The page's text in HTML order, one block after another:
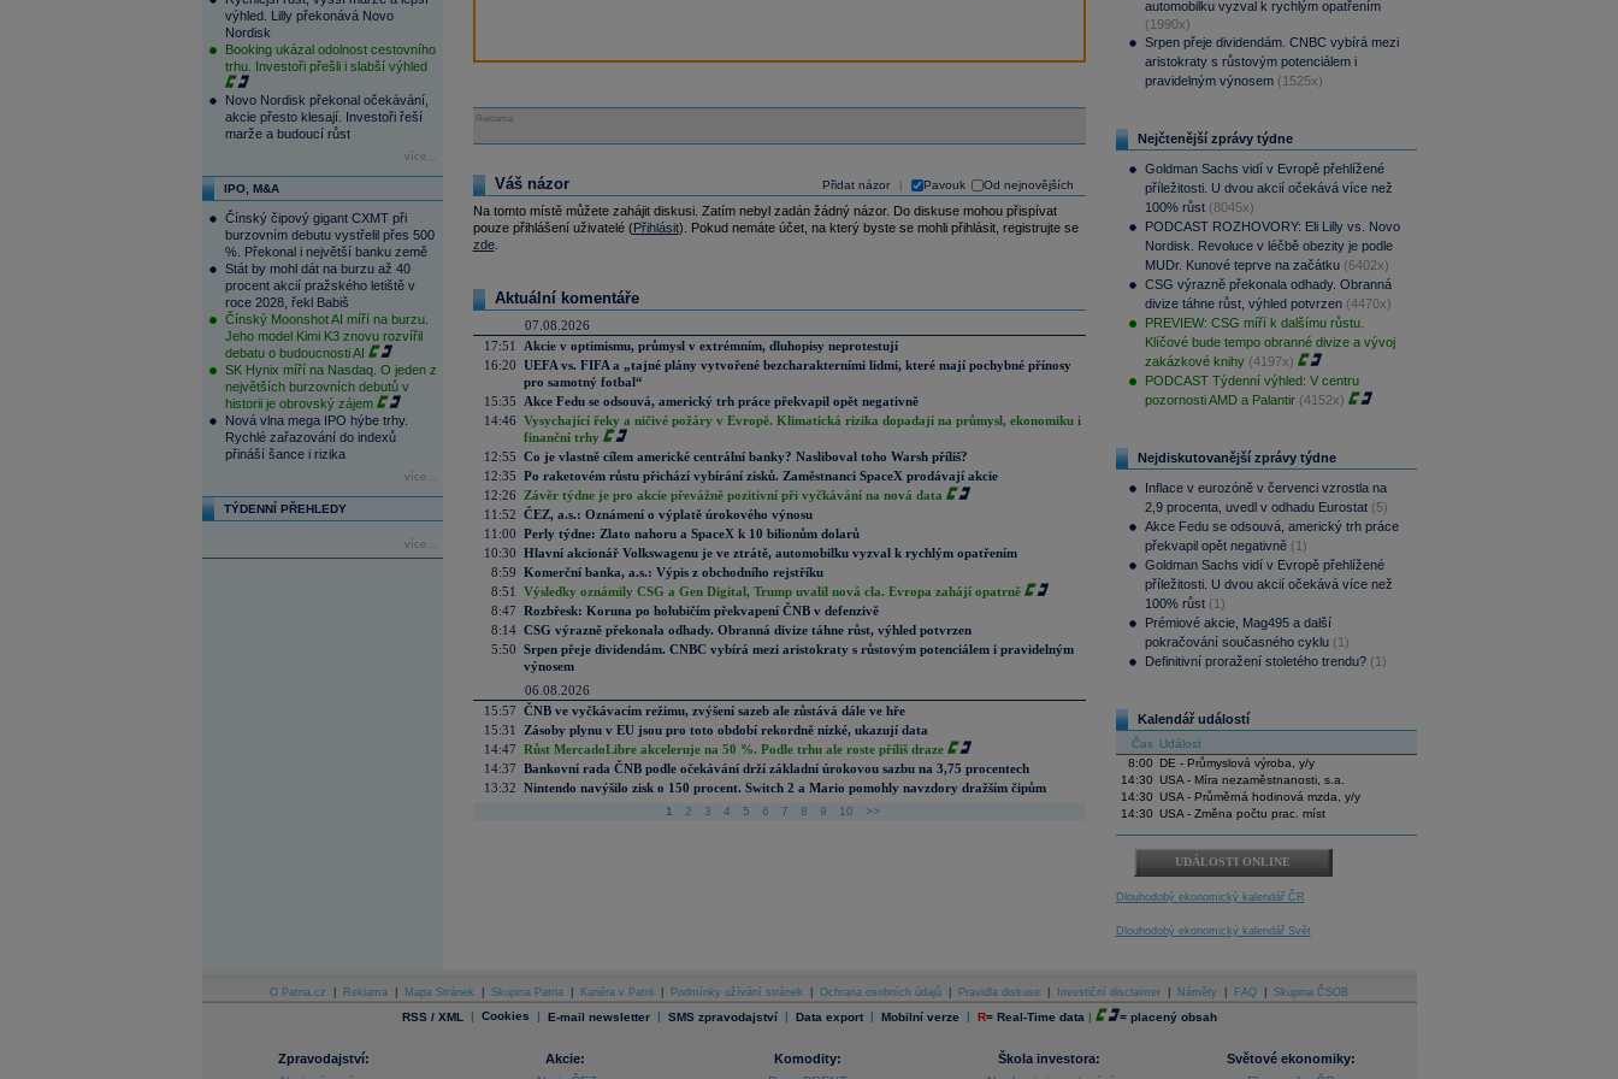
výhled. Lilly překonává Novo
Nordisk
Booking ukázal odolnost cestovního
trhu. Investoři přešli i slabší výhled
Novo Nordisk překonal očekávání,
akcie přesto klesají. Investoři řeší
marže a budoucí růst
více...
IPO, M&A
Čínský čipový gigant CXMT při
burzovním debutu vystřelil přes 500
%. Překonal i největší banku země
Stát by mohl dát na burzu až 40
procent akcií pražského letiště v
roce 2028, řekl Babiš
Čínský Moonshot AI míří na burzu.
Jeho model Kimi K3 znovu rozvířil
debatu o budoucnosti AI
SK Hynix míří na Nasdaq. O jeden z
největších burzovních debutů v
historii je obrovský zájem
Nová vlna mega IPO hýbe trhy.
Rychlé zařazování do indexů
přináší šance i rizika
více...
TÝDENNÍ PŘEHLEDY
více...
Reklama
Přidat názor Pavouk Od nejnovějších
Váš názor
Na tomto místě můžete zahájit diskusi. Zatím nebyl zadán žádný názor. Do diskuse mohou přispívat
pouze přihlášení uživatelé (Přihlásit). Pokud nemáte účet, na který byste se mohli přihlásit, registrujte se
zde.
Aktuální komentáře
07.08.2026
17:51
Akcie v optimismu, průmysl v extrémním, dluhopisy neprotestují
16:20 UEFA vs. FIFA a „tajné plány vytvořené bezcharakterními lidmi, které mají pochybné přínosy
pro samotný fotbal“
15:35
Akce Fedu se odsouvá, americký trh práce překvapil opět negativně
14:46 Vysychající řeky a ničivé požáry v Evropě. Klimatická rizika dopadají na průmysl, ekonomiku i
finanční trhy
12:55 Co je vlastně cílem americké centrální banky? Nasliboval toho Warsh příliš?
12:35 Po raketovém růstu přichází vybírání zisků. Zaměstnanci SpaceX prodávají akcie
12:26
Závěr týdne je pro akcie převážně pozitivní při vyčkávání na nová data
11:52 ČEZ, a.s.: Oznámení o výplatě úrokového výnosu
11:00 Perly týdne: Zlato nahoru a SpaceX k 10 bilionům dolarů
10:30 Hlavní akcionář Volkswagenu je ve ztrátě, automobilku vyzval k rychlým opatřením
8:59 Komerční banka, a.s.: Výpis z obchodního rejstříku
8:51
Výsledky oznámily CSG a Gen Digital, Trump uvalil nová cla. Evropa zahájí opatrně
8:47 Rozbřesk: Koruna po holubičím překvapení ČNB v defenzivě
8:14 CSG výrazně překonala odhady. Obranná divize táhne růst, výhled potvrzen
5:50 Srpen přeje dividendám. CNBC vybírá mezi aristokraty s růstovým potenciálem i pravidelným
výnosem
06.08.2026
15:57 ČNB ve vyčkávacím režimu, zvýšení sazeb ale zůstává dále ve hře
15:31
Zásoby plynu v EU jsou pro toto období rekordně nízké, ukazují data
14:47 Růst MercadoLibre akceleruje na 50 %. Podle trhu ale roste příliš draze
14:37 Bankovní rada ČNB podle očekávání drží základní úrokovou sazbu na 3,75 procentech
13:32 Nintendo navýšilo zisk o 150 procent. Switch 2 a Mario pomohly navzdory dražším čipům
1 2 3 4 5 6 7 8 9 10 >>
automobilku vyzval k rychlým opatřením
(1990x)
Srpen přeje dividendám. CNBC vybírá mezi
aristokraty s růstovým potenciálem i
pravidelným výnosem (1525x)
Nejčtenější zprávy týdne
Goldman Sachs vidí v Evropě přehlížené
příležitosti. U dvou akcií očekává více než
100% růst (8045x)
PODCAST ROZHOVORY: Eli Lilly vs. Novo
Nordisk. Revoluce v léčbě obezity je podle
MUDr. Kunové teprve na začátku (6402x)
CSG výrazně překonala odhady. Obranná
divize táhne růst, výhled potvrzen (4470x)
PREVIEW: CSG míří k dalšímu růstu.
Klíčové bude tempo obranné divize a vývoj
zakázkové knihy (4197x)
PODCAST Týdenní výhled: V centru
pozornosti AMD a Palantir (4152x)
Nejdiskutovanější zprávy týdne
Inflace v eurozóně v červenci vzrostla na
2,9 procenta, uvedl v odhadu Eurostat (5)
Akce Fedu se odsouvá, americký trh práce
překvapil opět negativně (1)
Goldman Sachs vidí v Evropě přehlížené
příležitosti. U dvou akcií očekává více než
100% růst (1)
Prémiové akcie, Mag495 a další
pokračování současného cyklu (1)
Definitivní proražení stoletého trendu? (1)
Kalendář událostí
Čas Událost
8:00
DE - Průmyslová výroba, y/y
14:30 USA - Míra nezaměstnanosti, s.a.
14:30 USA - Průměrná hodinová mzda, y/y
14:30 USA - Změna počtu prac. míst
UDÁLOSTI ONLINE
Dlouhodobý ekonomický kalendář ČR
Dlouhodobý ekonomický kalendář Svět
O Patria.cz Reklama Mapa Stránek Skupina Patria Kariéra v Patrii Podmínky užívání stránek Ochrana osobních údajů Pravidla diskuse Investiční disclaimer Náměty FAQ Skupina ČSOB
RSS / XML | Cookies | E-mail newsletter | SMS zpravodajství | Data export | Mobilní verze | R= Real-Time data | = placený obsah
Zpravodajství:
Akcie:
Komodity:
Škola investora:
Světové ekonomiky: